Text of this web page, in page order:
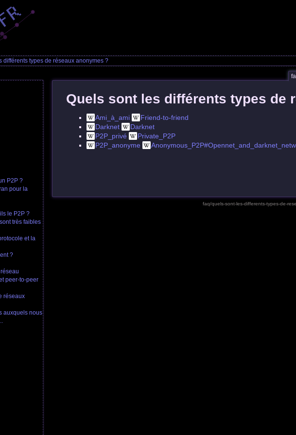
différents types de réseaux anonymes ?
P2P ?
pour la
le P2P ?
très faibles
et la
?
peer-to-peer
réseaux
auxquels nous
Quels sont les différents types de
Ami_à_ami
Friend-to-friend
Darknet
Darknet
P2P_privé
Private_P2P
P2P_anonyme
faq/quels-sont-les-differents-types-de-